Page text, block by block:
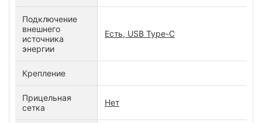
Подключение
внешнего
источника
энергии
Есть, USB Type-C
Крепление
Прицельная
сетка
Нет